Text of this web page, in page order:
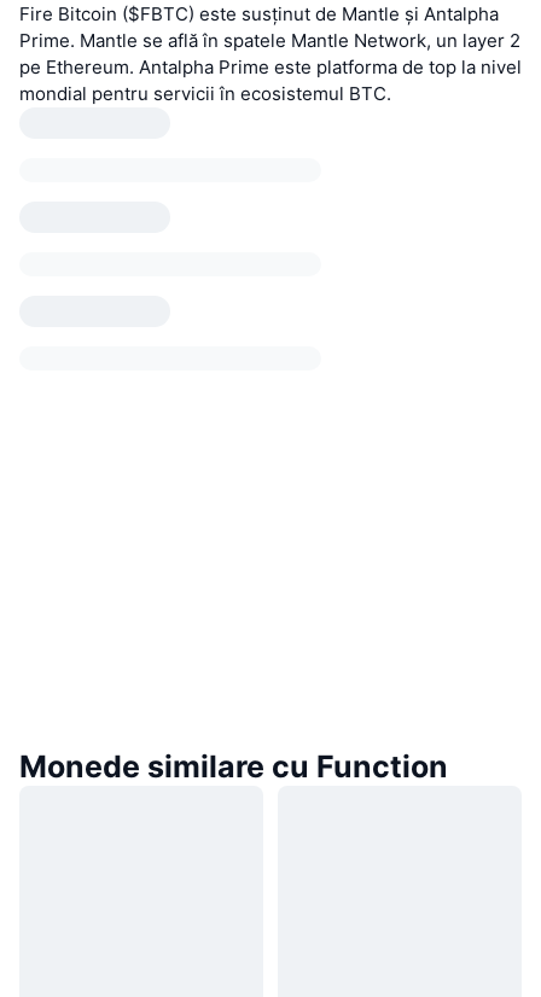
Fire Bitcoin ($FBTC) este susținut de Mantle și Antalpha
Prime. Mantle se află în spatele Mantle Network, un layer 2
pe Ethereum. Antalpha Prime este platforma de top la nivel
mondial pentru servicii în ecosistemul BTC.
Monede similare cu Function